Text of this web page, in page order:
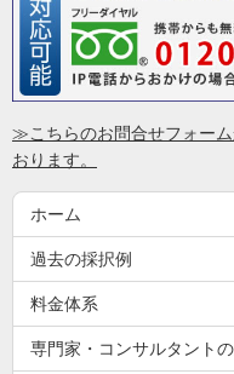
≫こちらのお問合せフォー
おります。
ホーム
過去の採択例
料金体系
専門家・コンサルタント